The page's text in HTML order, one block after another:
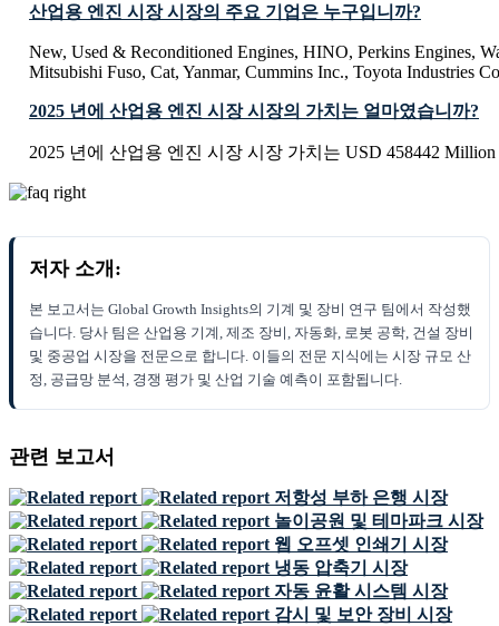
산업용 엔진 시장 시장의 주요 기업은 누구입니까?
New, Used & Reconditioned Engines, HINO, Perkins Engines,
Mitsubishi Fuso, Cat, Yanmar, Cummins Inc., Toyota Industries
2025 년에 산업용 엔진 시장 시장의 가치는 얼마였습니까?
2025 년에 산업용 엔진 시장 시장 가치는 USD 458442
저자 소개:
본 보고서는 Global Growth Insights의 기계 및 장비 연구 팀에서 작성했
습니다. 당사 팀은 산업용 기계, 제조 장비, 자동화, 로봇 공학, 건설 장비
및 중공업 시장을 전문으로 합니다. 이들의 전문 지식에는 시장 규모 산
정, 공급망 분석, 경쟁 평가 및 산업 기술 예측이 포함됩니다.
관련 보고서
저항성 부하 은행 시장
놀이공원 및 테마파크 시장
웹 오프셋 인쇄기 시장
냉동 압축기 시장
자동 윤활 시스템 시장
감시 및 보안 장비 시장